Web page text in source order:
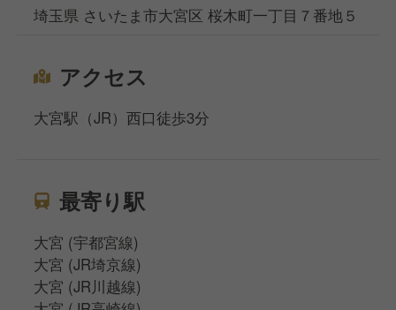
埼玉県 さいたま市大宮区 桜木町一丁目７番地５
アクセス
大宮駅（JR）西口徒歩3分
最寄り駅
大宮 (宇都宮線)
大宮 (JR埼京線)
大宮 (JR川越線)